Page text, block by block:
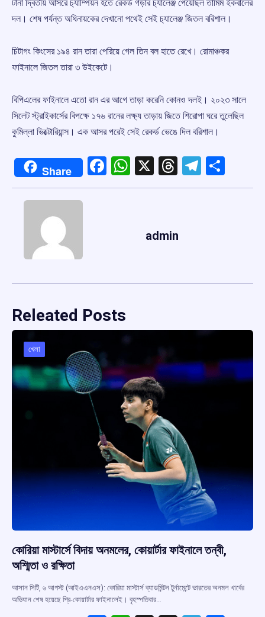
টানা দ্বিতীয় আসরে চ‍্যাম্পিয়ন হতে রেকর্ড গড়ার চ‍্যালেঞ্জ পেয়েছিল তামিম ইকবালের
দল। শেষ পর্যন্ত অধিনায়কের দেখানো পথেই সেই চ‍্যালেঞ্জ জিতল বরিশাল।
চিটাগং কিংসের ১৯৪ রান তারা পেরিয়ে গেল তিন বল হাতে রেখে। রোমাঞ্চকর
ফাইনালে জিতল তারা ৩ উইকেটে।
বিপিএলের ফাইনালে এতো রান এর আগে তাড়া করেনি কোনও দলই। ২০২৩ সালে
সিলেট স্ট্রাইকার্সের বিপক্ষে ১৭৬ রানের লক্ষ্য তাড়ায় জিতে শিরোপা ঘরে তুলেছিল
কুমিল্লা ভিক্টোরিয়ান্স। এক আসর পরেই সেই রেকর্ড ভেঙে দিল বরিশাল।
Share Facebook
WhatsApp
X Threads
admin
Releated Posts
খেলা
কোরিয়া মাস্টার্সে বিদায় অনমলের, কোয়ার্টার ফাইনালে তন্বী,
অশ্মিতা ও রক্ষিতা
আসান সিটি, ৬ আগস্ট (আইএএনএস): কোরিয়া মাস্টার্স ব্যাডমিন্টন টুর্নামেন্টে ভারতের অনমল খার্বের
অভিযান শেষ হয়েছে প্রি-কোয়ার্টার ফাইনালেই। বৃহস্পতিবার…